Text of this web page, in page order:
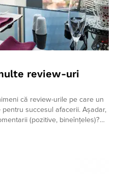
review-uri
că review-urile pe care un
succesul afacerii. Așadar,
(pozitive, bineînțeles)?…